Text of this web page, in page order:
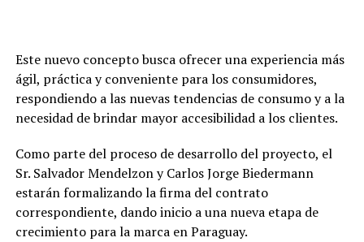
Este nuevo concepto busca ofrecer una experiencia más
ágil, práctica y conveniente para los consumidores,
respondiendo a las nuevas tendencias de consumo y a la
necesidad de brindar mayor accesibilidad a los clientes.
Como parte del proceso de desarrollo del proyecto, el
Sr. Salvador Mendelzon y Carlos Jorge Biedermann
estarán formalizando la firma del contrato
correspondiente, dando inicio a una nueva etapa de
crecimiento para la marca en Paraguay.